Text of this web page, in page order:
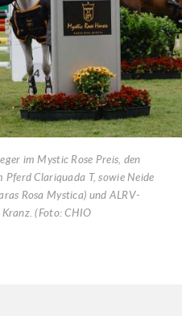
im Mystic Rose Preis, den
Clariquada T, sowie Neide
Rosa Mystica) und ALRV-
(Foto: CHIO